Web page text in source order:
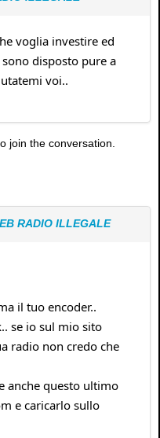
voglia investire ed
disposto pure a
voi..
join the conversation.
RADIO ILLEGALE
il tuo encoder..
se io sul mio sito
radio non credo che
anche questo ultimo
e caricarlo sullo